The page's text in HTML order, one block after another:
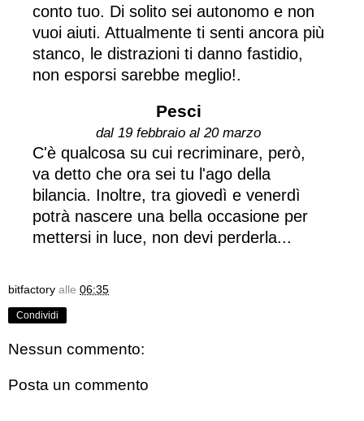
conto tuo. Di solito sei autonomo e non
vuoi aiuti. Attualmente ti senti ancora più
stanco, le distrazioni ti danno fastidio,
non esporsi sarebbe meglio!.
Pesci
dal 19 febbraio al 20 marzo
C'è qualcosa su cui recriminare, però,
va detto che ora sei tu l'ago della
bilancia. Inoltre, tra giovedì e venerdì
potrà nascere una bella occasione per
mettersi in luce, non devi perderla...
bitfactory alle 06:35
Condividi
Nessun commento:
Posta un commento